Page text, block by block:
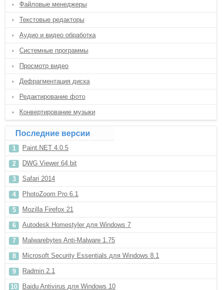
Файловые менеджеры
Текстовые редакторы
Аудио и видео обработка
Системные программы
Просмотр видео
Дефрагментация диска
Редактирование фото
Конвертирование музыки
Последние версии
Paint.NET 4.0.5
DWG Viewer 64 bit
Safari 2014
PhotoZoom Pro 6.1
Mozilla Firefox 21
Autodesk Homestyler для Windows 7
Malwarebytes Anti-Malware 1.75
Microsoft Security Essentials для Windows 8.1
Radmin 2.1
Baidu Antivirus для Windows 10